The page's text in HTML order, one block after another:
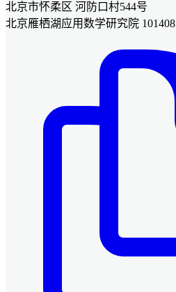
北京市怀柔区 河防口村544号
北京雁栖湖应用数学研究院 101408